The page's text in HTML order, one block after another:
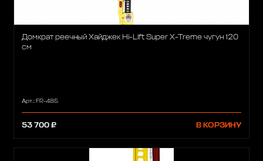
Домкрат реечный Хайджек Hi-Lift Super X-Treme чугун 120
см
Арт.: FR-485
53 700 ₽ В КОРЗИНУ